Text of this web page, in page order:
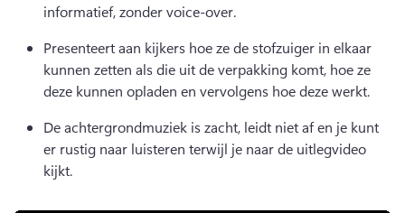
informatief, zonder voice-over.
Presenteert aan kijkers hoe ze de stofzuiger in elkaar
kunnen zetten als die uit de verpakking komt, hoe ze
deze kunnen opladen en vervolgens hoe deze werkt.
De achtergrondmuziek is zacht, leidt niet af en je kunt
er rustig naar luisteren terwijl je naar de uitlegvideo
kijkt.